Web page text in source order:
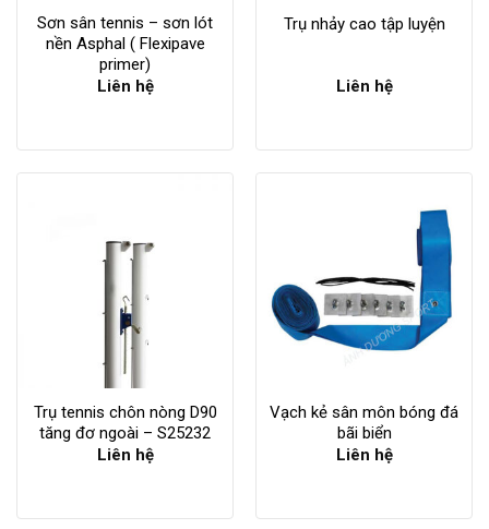
Sơn sân tennis – sơn lót
nền Asphal ( Flexipave
primer)
Liên hệ
Trụ nhảy cao tập luyện
Liên hệ
Trụ tennis chôn nòng D90
tăng đơ ngoài – S25232
Liên hệ
Vạch kẻ sân môn bóng đá
bãi biển
Liên hệ